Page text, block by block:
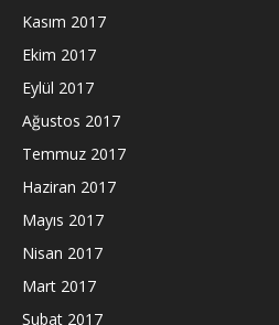
Kasım 2017
Ekim 2017
Eylül 2017
Ağustos 2017
Temmuz 2017
Haziran 2017
Mayıs 2017
Nisan 2017
Mart 2017
Şubat 2017